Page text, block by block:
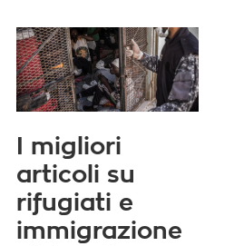
I migliori
articoli su
rifugiati e
immigrazione